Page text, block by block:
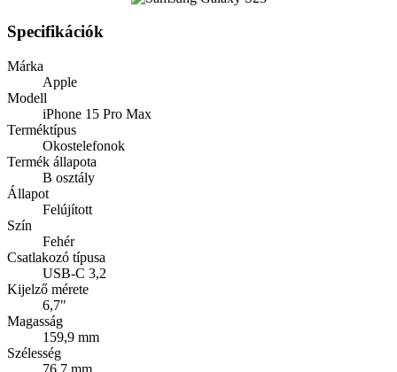
Specifikációk
Márka
Apple
Modell
iPhone 15 Pro Max
Terméktípus
Okostelefonok
Termék állapota
B osztály
Állapot
Felújított
Szín
Fehér
Csatlakozó típusa
USB-C 3,2
Kijelző mérete
6,7"
Magasság
159,9 mm
Szélesség